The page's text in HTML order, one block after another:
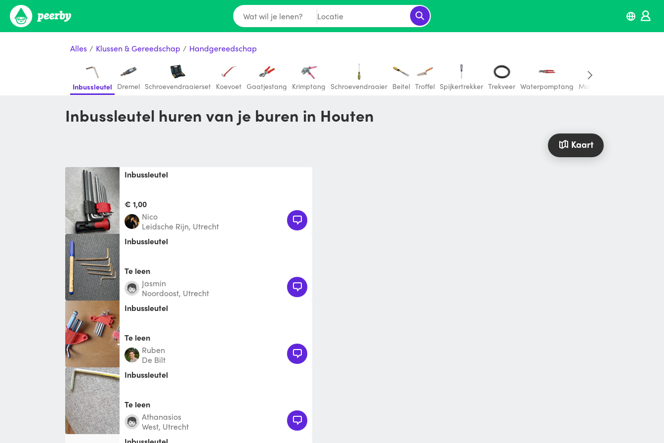
Wat wil je lenen? Locatie
Alles / Klussen & Gereedschap / Handgereedschap
Inbussleutel Dremel Schroevendraaierset Koevoet Gaatjestang Krimptang Schroevendraaier Beitel Troffel Spijkertrekker Trekveer Waterpomptang Momentsleutel
Inbussleutel huren van je buren in Houten
Kaart
Inbussleutel
€ 1,00
Nico
Leidsche Rijn, Utrecht
Inbussleutel
Te leen
Jasmin
Noordoost, Utrecht
Inbussleutel
Te leen
Ruben
De Bilt
Inbussleutel
Te leen
Athanasios
West, Utrecht